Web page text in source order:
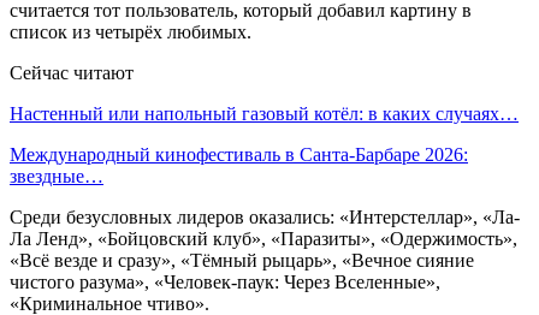
считается тот пользователь, который добавил картину в
список из четырёх любимых.
Сейчас читают
Настенный или напольный газовый котёл: в каких случаях…
Международный кинофестиваль в Санта-Барбаре 2026:
звездные…
Среди безусловных лидеров оказались: «Интерстеллар», «Ла-
Ла Ленд», «Бойцовский клуб», «Паразиты», «Одержимость»,
«Всё везде и сразу», «Тёмный рыцарь», «Вечное сияние
чистого разума», «Человек-паук: Через Вселенные»,
«Криминальное чтиво».